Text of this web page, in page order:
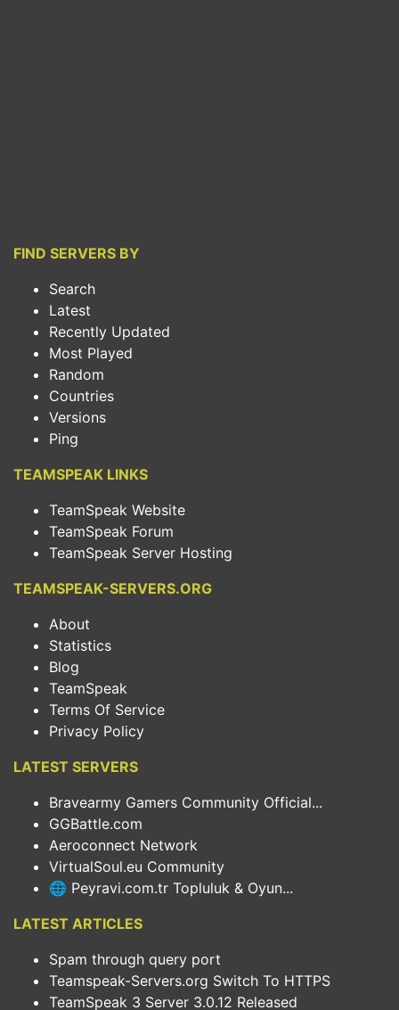
FIND SERVERS BY
Search
Latest
Recently Updated
Most Played
Random
Countries
Versions
Ping
TEAMSPEAK LINKS
TeamSpeak Website
TeamSpeak Forum
TeamSpeak Server Hosting
TEAMSPEAK-SERVERS.ORG
About
Statistics
Blog
TeamSpeak
Terms Of Service
Privacy Policy
LATEST SERVERS
Bravearmy Gamers Community Official...
GGBattle.com
Aeroconnect Network
VirtualSoul.eu Community
🌐 Peyravi.com.tr Topluluk & Oyun...
LATEST ARTICLES
Spam through query port
Teamspeak-Servers.org Switch To HTTPS
TeamSpeak 3 Server 3.0.12 Released